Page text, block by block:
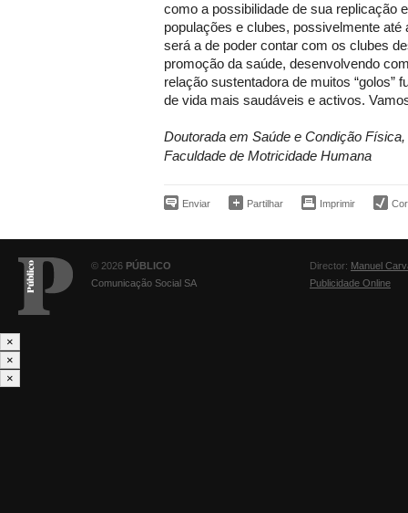
como a possibilidade de sua replicação
populações e clubes, possivelmente até
será a de poder contar com os clubes
promoção da saúde, desenvolvendo
relação sustentadora de muitos “golos”
de vida mais saudáveis e activos.
Doutorada em Saúde e Condição
Faculdade de Motricidade Humana
Enviar Partilhar Imprimir
© 2026 PÚBLICO
Comunicação Social SA
Director: Manuel
Publicidade Online
×
×
×